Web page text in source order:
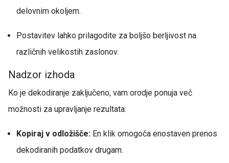
delovnim okoljem.
Postavitev lahko prilagodite za boljšo berljivost na
različnih velikostih zaslonov.
Nadzor izhoda
Ko je dekodiranje zaključeno, vam orodje ponuja več
možnosti za upravljanje rezultata:
Kopiraj v odložišče: En klik omogoča enostaven prenos
dekodiranih podatkov drugam.